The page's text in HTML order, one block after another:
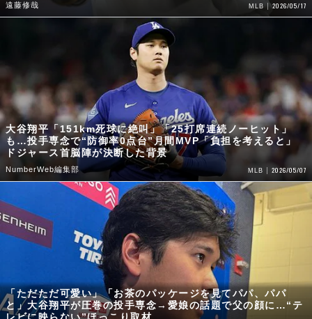
遠藤修哉 MLB 2026/05/17
大谷翔平「151km死球に絶叫」「25打席連続ノーヒット」
も…投手専念で“防御率0点台”月間MVP「負担を考えると」
ドジャース首脳陣が決断した背景
NumberWeb編集部 MLB 2026/05/07
「ただただ可愛い」「お茶のパッケージを見てパパ、パパ
と」大谷翔平が圧巻の投手専念→愛娘の話題で父の顔に…“テ